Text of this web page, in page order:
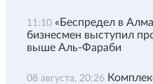
11:10 «Беспредел в
бизнесмен выступил
выше Аль-Фараби
08 августа, 20:26